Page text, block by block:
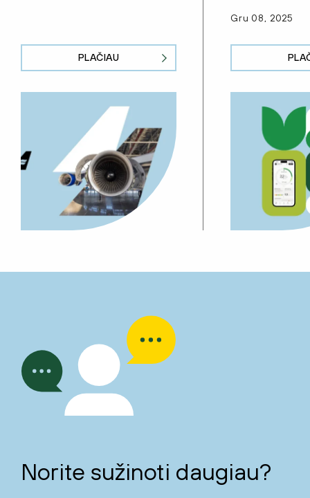
PLAČIAU
Gru 08, 2025
Norite sužinoti daugiau?